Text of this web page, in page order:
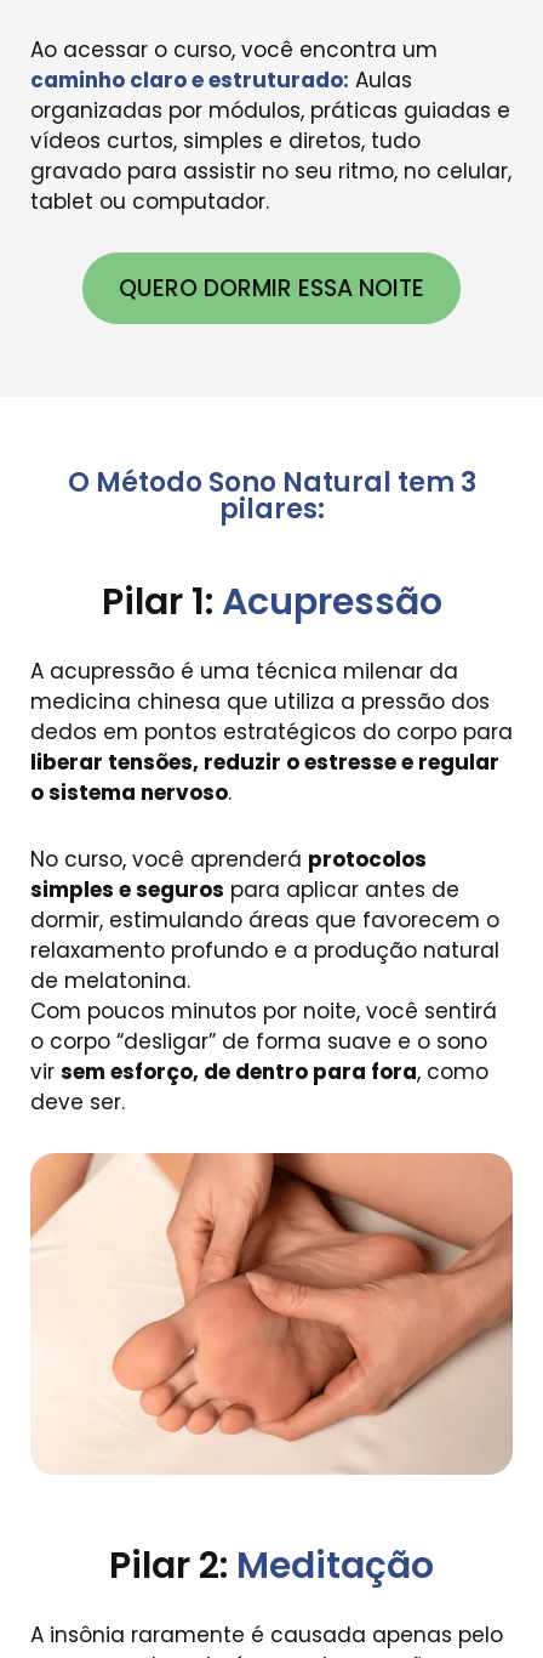
Ao acessar o curso, você encontra um
caminho claro e estruturado: Aulas
organizadas por módulos, práticas guiadas e
vídeos curtos, simples e diretos, tudo
gravado para assistir no seu ritmo, no celular,
tablet ou computador.
QUERO DORMIR ESSA NOITE
O Método Sono Natural tem 3
pilares:
Pilar 1: Acupressão
A acupressão é uma técnica milenar da
medicina chinesa que utiliza a pressão dos
dedos em pontos estratégicos do corpo para
liberar tensões, reduzir o estresse e regular
o sistema nervoso.
No curso, você aprenderá protocolos
simples e seguros para aplicar antes de
dormir, estimulando áreas que favorecem o
relaxamento profundo e a produção natural
de melatonina.
Com poucos minutos por noite, você sentirá
o corpo “desligar” de forma suave e o sono
vir sem esforço, de dentro para fora, como
deve ser.
Pilar 2: Meditação
A insônia raramente é causada apenas pelo